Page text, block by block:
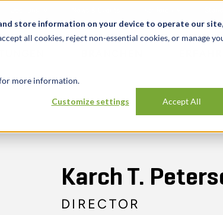
store information on your device to operate our
all cookies, reject non-essential cookies, or manage
more information.
Customize settings Accept All
Karch T.
DIRECTOR